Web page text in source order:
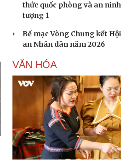
thức quốc phòng và an
tượng 1
Bế mạc Vòng Chung kết
an Nhân dân năm 2026
VĂN HÓA